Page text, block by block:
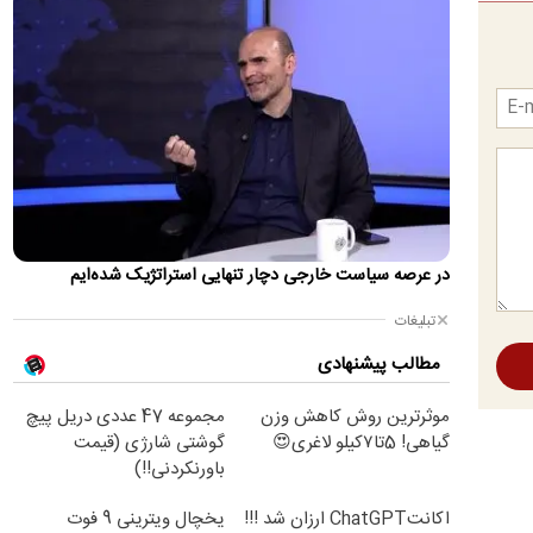
حادثه امنیتی برای بالگرد دونالد ترامپ پس از آن رخ داد که
Marine One در ۴ آگوست از فرودگاه الیپس خارج شد، در حالی
این گزارش به روز می‌شود...
اطلاعات تازه از شنیده شدن صدای انفجار در بحرین
برخی منابع عربی شنیدن صدای انفجار در کشور بحرین را تایید
کردند.
تصاویر؛ رونق بازار سبز شیراز
با آغاز فصل برداشت غوره در شیراز، کارگاه‌های سنتی آبغوره‌گیری بار
دیگر رونق گرفته‌اند. تهیه آبغوره تازه از غوره‌های…
تصاویر ماهواره‌ای از نشت نفت کشتی یونانی در تنگه
هرمز
کند، هدف حمله قرار گرفت.
قیمت جدید بنزین سوپر اعلام شد
بوده و نرخ عرضه ۸۴۶ هزار ریال است.
در عرصه سیاست خارجی دچار تنهایی استراتژیک شده‌ایم
تبلیغات
مطالب پیشنهادی
موثرترین روش کاهش وزن
گیاهی! 5تا۷کیلو لاغری😍
مجموعه 47 عددی دریل پیچ
گوشتی شارژی (قیمت
باورنکردنی!!)
اکانتChatGPT ارزان شد !!!
یخچال ویترینی 9 فوت